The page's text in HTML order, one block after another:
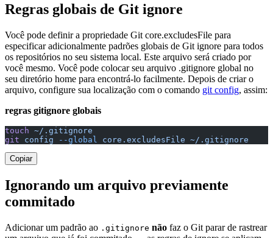
Regras globais de Git ignore
Você pode definir a propriedade Git core.excludesFile para
especificar adicionalmente padrões globais de Git ignore para todos
os repositórios no seu sistema local. Este arquivo será criado por
você mesmo. Você pode colocar seu arquivo .gitignore global no
seu diretório home para encontrá-lo facilmente. Depois de criar o
arquivo, configure sua localização com o comando git config, assim:
regras gitignore globais
touch ~/.gitignore
git config --global core.excludesFile ~/.gitignore
Copiar
Ignorando um arquivo previamente
commitado
Adicionar um padrão ao .gitignore não faz o Git parar de rastrear